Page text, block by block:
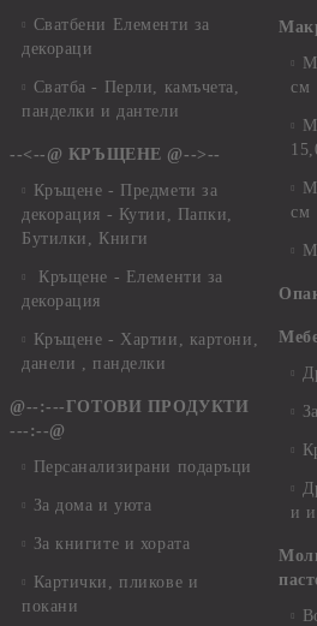
Сватбени Елементи за
декораци
Сватба - Перли, камъчета,
панделки и дантели
--<--@ КРЪЩЕНЕ @-->--
Кръщене - Предмети за
декорация - Кутии, Папки,
Бутилки, Книги
Кръщене - Елементи за
декорация
Кръщене - Хартии, картони,
данели , панделки
@--:---ГОТОВИ ПРОДУКТИ
---:--@
Персанализирани подаръци
За дома и уюта
За книгите и хората
Картички, пликове и
покани
см
см
и